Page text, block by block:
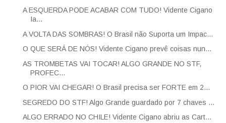
A ESQUERDA PODE ACABAR COM TUDO! Vidente Cigano
Ia...
A VOLTA DAS SOMBRAS! O Brasil não Suporta um Impac...
O QUE SERÁ DE NÓS! Vidente Cigano prevê coisas nun...
AS TROMBETAS VAI TOCAR! ALGO GRANDE NO STF,
PROFEC...
O PIOR VAI CHEGAR! O Brasil precisa ser FORTE em 2...
SEGREDO DO STF! Algo Grande guardado por 7 chaves ...
ALGO ERRADO NO CHILE! Vidente Cigano abriu as Cart...